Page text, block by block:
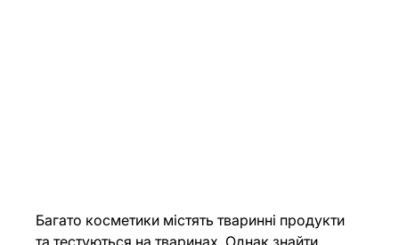
Багато косметики містять тваринні продукти
та тестуються на тваринах. Однак знайти